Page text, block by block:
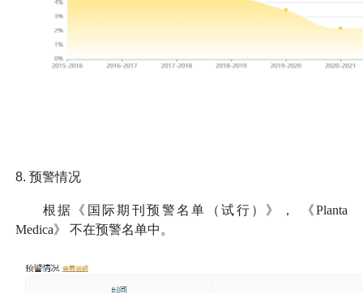
8. 预警情况
根据《国际期刊预警名单（试行）》，
《Planta
Medica》
不在预警名单中。